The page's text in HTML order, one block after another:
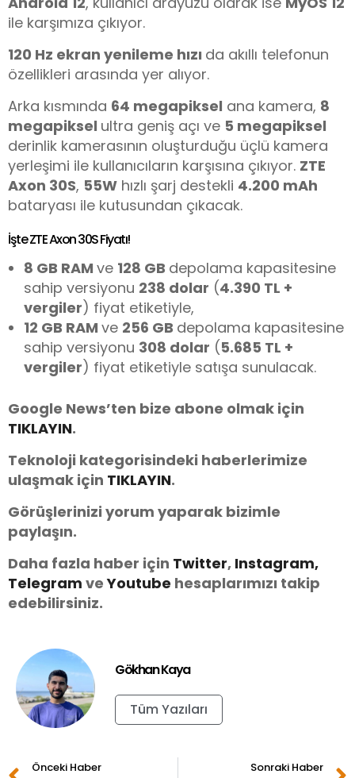
ile karşımıza çıkıyor.
120 Hz ekran yenileme hızı da akıllı telefonun
özellikleri arasında yer alıyor.
Arka kısmında 64 megapiksel ana kamera, 8
megapiksel ultra geniş açı ve 5 megapiksel
derinlik kamerasının oluşturduğu üçlü kamera
yerleşimi ile kullanıcıların karşısına çıkıyor. ZTE
Axon 30S, 55W hızlı şarj destekli 4.200 mAh
bataryası ile kutusundan çıkacak.
İşte ZTE Axon 30S Fiyatı!
8 GB RAM ve 128 GB depolama kapasitesine
sahip versiyonu 238 dolar (4.390 TL +
vergiler) fiyat etiketiyle,
12 GB RAM ve 256 GB depolama kapasitesine
sahip versiyonu 308 dolar (5.685 TL +
vergiler) fiyat etiketiyle satışa sunulacak.
Google News’ten bize abone olmak için
TIKLAYIN.
Teknoloji kategorisindeki haberlerimize
ulaşmak için TIKLAYIN.
Görüşlerinizi yorum yaparak bizimle
paylaşın.
Daha fazla haber için Twitter, Instagram,
Telegram veYoutube hesaplarımızı takip
edebilirsiniz.
Gökhan Kaya
Tüm Yazıları
Önceki Haber Sonraki Haber